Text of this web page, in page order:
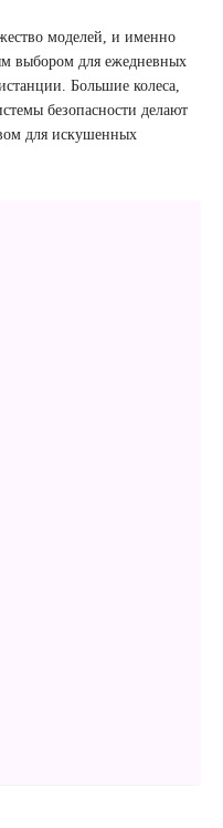
моделей, и именно
выбором для ежедневных
Большие колеса,
безопасности делают
для искушенных